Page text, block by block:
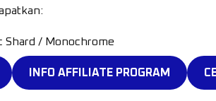
Shard / Monochrome
INFO AFFILIATE PROGRAM